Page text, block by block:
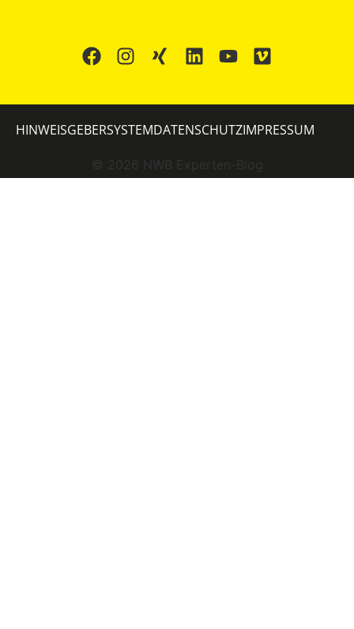
© 2026 NWB Experten-Blog
HINWEISGEBERSYSTEMDATENSCHUTZIMPRESSUM